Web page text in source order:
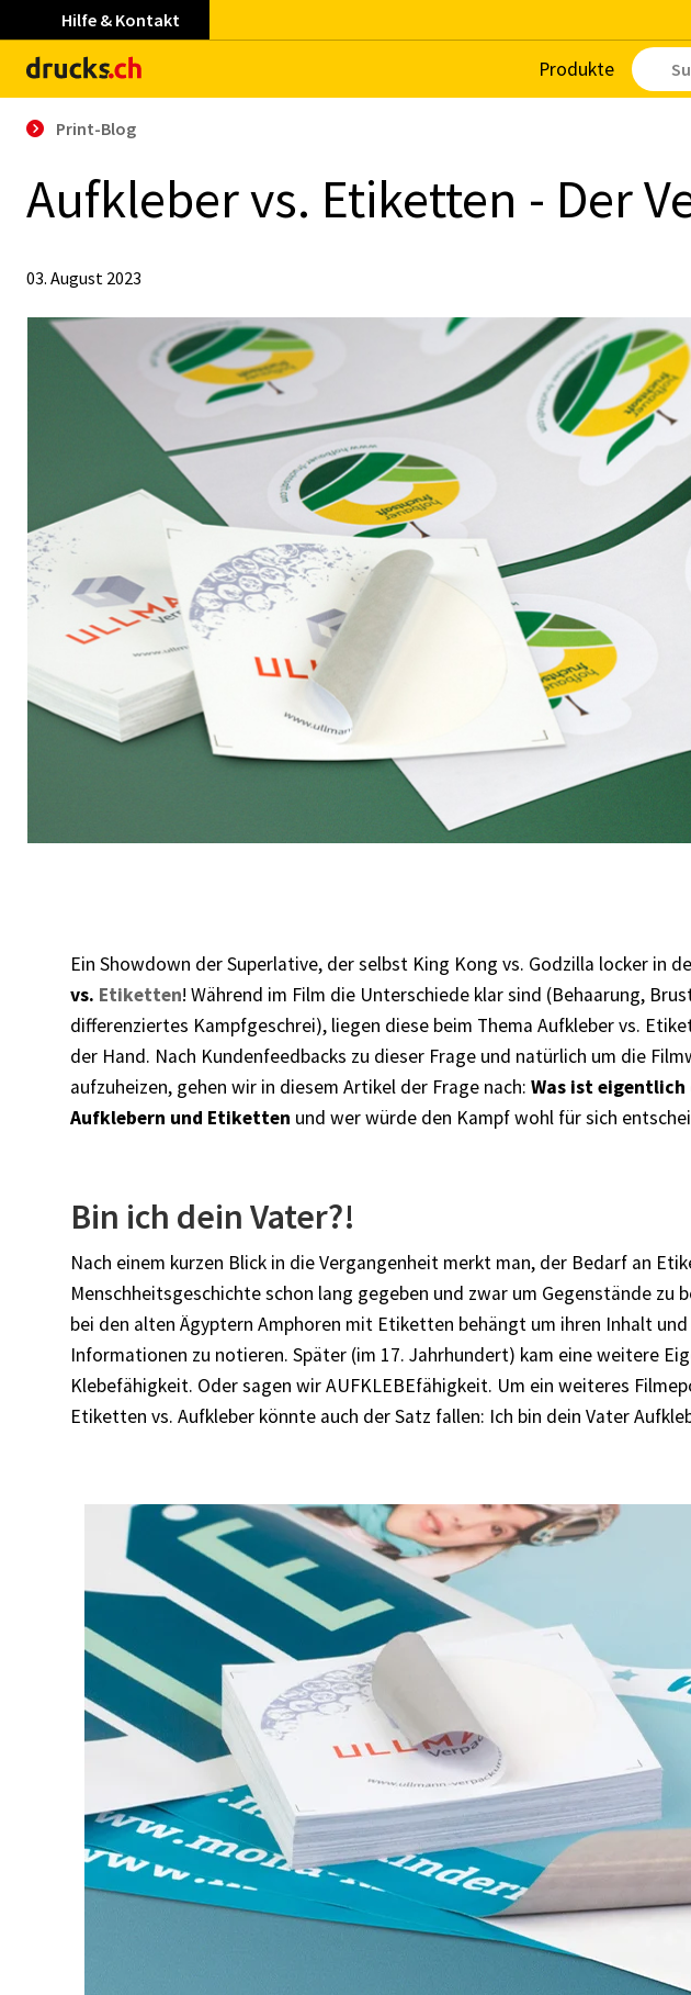
Hilfe & Kontakt
Pro­duk­te
Print-Blog
Auf­kle­ber vs. Eti­ket­ten - Der
03. August 2023
Ein Showdown der Superlative, der selbst King Kong vs. Godzilla locker in
vs. Etiketten! Während im Film die Unterschiede klar sind (Behaarung,
differenziertes Kampfgeschrei), liegen diese beim Thema Aufkleber vs.
der Hand. Nach Kundenfeedbacks zu dieser Frage und natürlich um die
aufzuheizen, gehen wir in diesem Artikel der Frage nach: Was ist eigentlich
Aufklebern und Etiketten und wer würde den Kampf wohl für sich
Bin ich dein Vater?!
Nach einem kurzen Blick in die Vergangenheit merkt man, der Bedarf an
Menschheitsgeschichte schon lang gegeben und zwar um Gegenstände zu
bei den alten Ägyptern Amphoren mit Etiketten behängt um ihren Inhalt
Informationen zu notieren. Später (im 17. Jahrhundert) kam eine weitere
Klebefähigkeit. Oder sagen wir AUFKLEBEfähigkeit. Um ein weiteres
Etiketten vs. Aufkleber könnte auch der Satz fallen: Ich bin dein Vater